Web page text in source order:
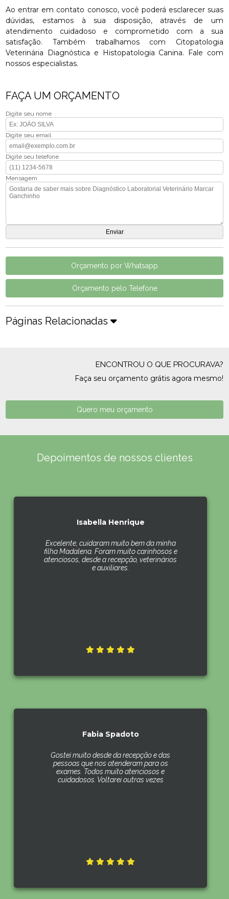
Ao entrar em contato conosco, você poderá esclarecer suas
dúvidas, estamos à sua disposição, através de um
atendimento cuidadoso e comprometido com a sua
satisfação. Também trabalhamos com Citopatologia
Veterinária Diagnóstica e Histopatologia Canina. Fale com
nossos especialistas.
FAÇA UM ORÇAMENTO
Digite seu nome
Digite seu email
Digite seu telefone
Mensagem
Orçamento por Whatsapp
Orçamento pelo Telefone
Páginas Relacionadas
ENCONTROU O QUE PROCURAVA?
Faça seu orçamento grátis agora mesmo!
Quero meu orçamento
Depoimentos de nossos clientes
Isabella Henrique
Excelente, cuidaram muito bem da minha
filha Madalena. Foram muito carinhosos e
atenciosos, desde a recepção, veterinários
e auxiliares.
Fabia Spadoto
Gostei muito desde da recepção e das
pessoas que nos atenderam para os
exames. Todos muito atenciosos e
cuidadosos. Voltarei outras vezes